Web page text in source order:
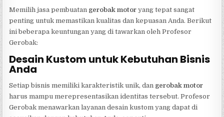
Memilih jasa pembuatan gerobak motoryang tepat sangat
penting untuk memastikan kualitas dan kepuasan Anda. Berikut
ini beberapa keuntungan yang di tawarkan oleh Profesor
Gerobak:
Desain Kustom untuk Kebutuhan Bisnis
Anda
Setiap bisnis memiliki karakteristik unik, dan gerobak motor
harus mampu merepresentasikan identitas tersebut. Profesor
Gerobak menawarkan layanan desain kustom yang dapat di